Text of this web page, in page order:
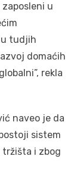
u
tudjih
domaćih
rekla
naveo je da
sistem
tržišta i zbog